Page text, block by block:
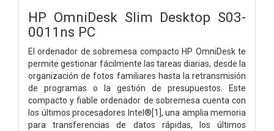
HP OmniDesk Slim Desktop S03-
0011ns PC
El ordenador de sobremesa compacto HP OmniDesk te
permite gestionar fácilmente las tareas diarias, desde la
organización de fotos familiares hasta la retransmisión
de programas o la gestión de presupuestos. Este
compacto y fiable ordenador de sobremesa cuenta con
los últimos procesadores Intel®[1], una amplia memoria
para transferencias de datos rápidas, los últimos